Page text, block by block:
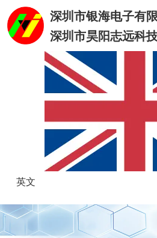
深圳市银海电子有
深圳市昊阳志远科
英文